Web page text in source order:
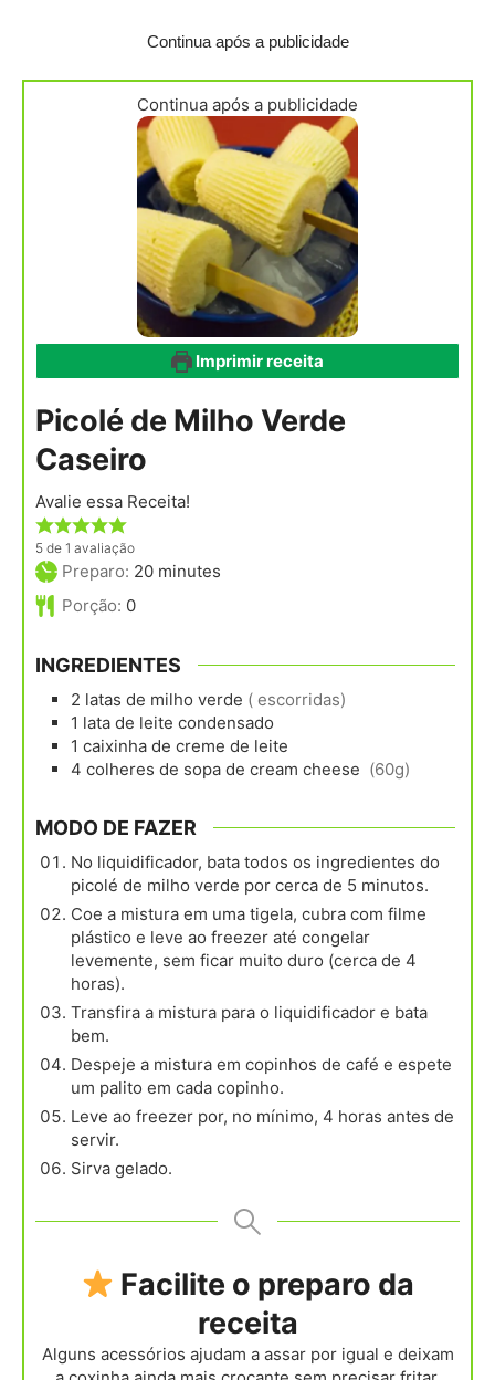
Continua após a publicidade
Continua após a publicidade
Imprimir receita
Picolé de Milho Verde
Caseiro
Avalie essa Receita!
5 de 1 avaliação
Preparo: 20minutes
minutes
Porção: 0
INGREDIENTES
2 latas de milho verde ( escorridas)
1 lata de leite condensado
1 caixinha de creme de leite
4 colheres de sopa de cream cheese (60g)
MODO DE FAZER
No liquidificador, bata todos os ingredientes do
picolé de milho verde por cerca de 5 minutos.
Coe a mistura em uma tigela, cubra com filme
plástico e leve ao freezer até congelar
levemente, sem ficar muito duro (cerca de 4
horas).
Transfira a mistura para o liquidificador e bata
bem.
Despeje a mistura em copinhos de café e espete
um palito em cada copinho.
Leve ao freezer por, no mínimo, 4 horas antes de
servir.
Sirva gelado.
Facilite o preparo da
receita
Alguns acessórios ajudam a assar por igual e deixam